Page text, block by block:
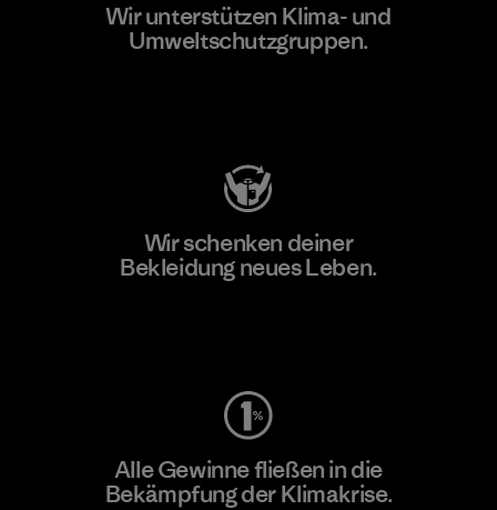
Wir unterstützen Klima- und
Umweltschutzgruppen.
Wir schenken deiner
Bekleidung neues Leben.
Alle Gewinne fließen in die
Bekämpfung der Klimakrise.